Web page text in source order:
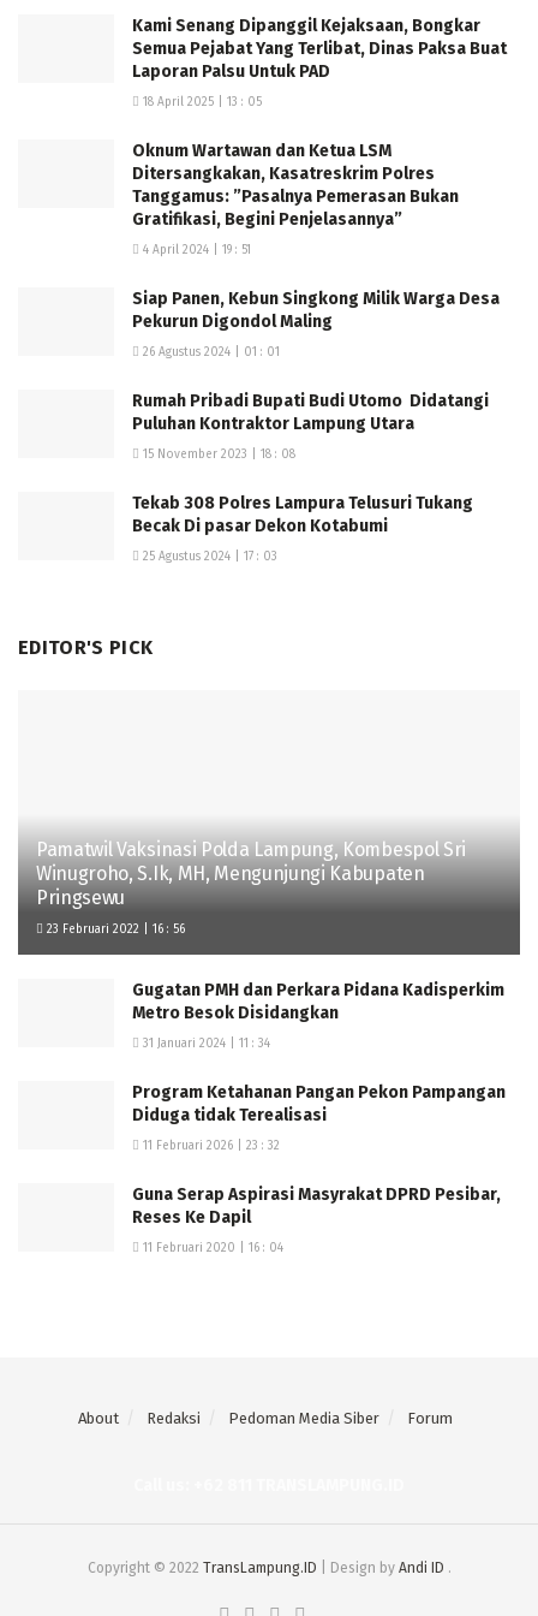
majilis taklim yang ada di kecamatan punduh pidada ini
,”kata Refanaro.(ydn),
Kami Senang Dipanggil Kejaksaan, Bongkar
Semua Pejabat Yang Terlibat, Dinas Paksa Buat
Laporan Palsu Untuk PAD
18 April 2025 | 13 : 05
Oknum Wartawan dan Ketua LSM
Ditersangkakan, Kasatreskrim Polres
Tanggamus: ”Pasalnya Pemerasan Bukan
Gratifikasi, Begini Penjelasannya”
4 April 2024 | 19 : 51
Siap Panen, Kebun Singkong Milik Warga Desa
Pekurun Digondol Maling
26 Agustus 2024 | 01 : 01
Rumah Pribadi Bupati Budi Utomo Didatangi
Puluhan Kontraktor Lampung Utara
15 November 2023 | 18 : 08
Tekab 308 Polres Lampura Telusuri Tukang
Becak Di pasar Dekon Kotabumi
25 Agustus 2024 | 17 : 03
EDITOR'S PICK
Pamatwil Vaksinasi Polda Lampung, Kombespol Sri
Winugroho, S.Ik, MH, Mengunjungi Kabupaten
Pringsewu
23 Februari 2022 | 16 : 56
Gugatan PMH dan Perkara Pidana Kadisperkim
Metro Besok Disidangkan
31 Januari 2024 | 11 : 34
Program Ketahanan Pangan Pekon Pampangan
Diduga tidak Terealisasi
11 Februari 2026 | 23 : 32
Guna Serap Aspirasi Masyrakat DPRD Pesibar,
Reses Ke Dapil
11 Februari 2020 | 16 : 04
About Redaksi Pedoman Media Siber Forum
Copyright © 2022 TransLampung.ID | Design by Andi ID .